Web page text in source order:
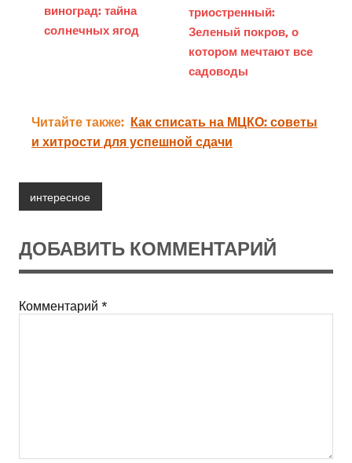
виноград: тайна
солнечных ягод
триостренный:
Зеленый покров, о
котором мечтают все
садоводы
Читайте также: Как списать на МЦКО: советы
и хитрости для успешной сдачи
интересное
ДОБАВИТЬ КОММЕНТАРИЙ
Комментарий *